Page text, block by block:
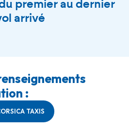
premier au dernier
arrivé
:
TAXIS